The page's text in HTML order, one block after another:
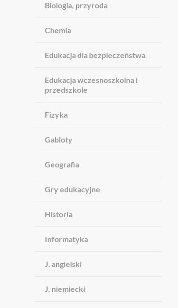
Biologia, przyroda
Chemia
Edukacja dla bezpieczeństwa
Edukacja wczesnoszkolna i
przedszkole
Fizyka
Gabloty
Geografia
Gry edukacyjne
Historia
Informatyka
J. angielski
J. niemiecki